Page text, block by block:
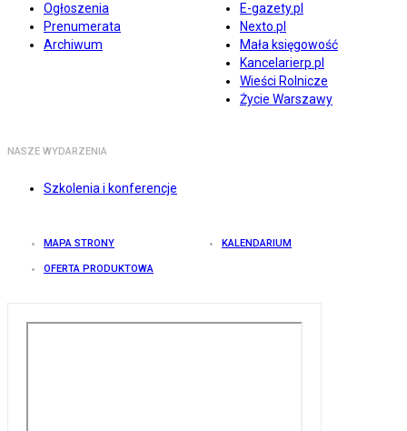
Ogłoszenia
Prenumerata
Archiwum
E-gazety.pl
Nexto.pl
Mała księgowość
Kancelarierp.pl
Wieści Rolnicze
Życie Warszawy
NASZE WYDARZENIA
Szkolenia i konferencje
MAPA STRONY KALENDARIUM
OFERTA PRODUKTOWA